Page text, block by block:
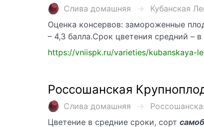
Слива домашняя
Кубанская
Оценка консервов: замороженные
– 4,3 балла.Срок цветения средний –
https://vniispk.ru/varieties/kubanskaya-
Россошанская
Слива домашняя
Цветение в средние сроки, сорт